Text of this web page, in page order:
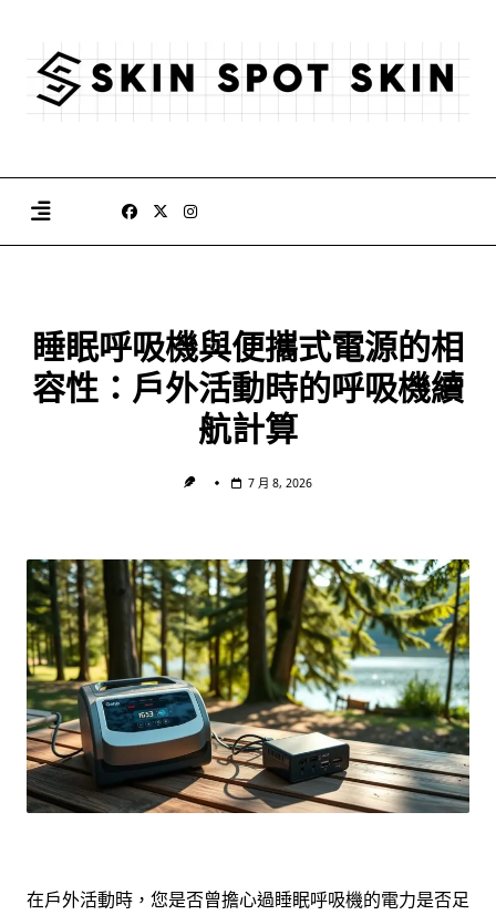
content
睡眠呼吸機與便攜式電源的相
容性：戶外活動時的呼吸機續
航計算
7 月 8, 2026
在戶外活動時，您是否曾擔心過睡眠呼吸機的電力是否足